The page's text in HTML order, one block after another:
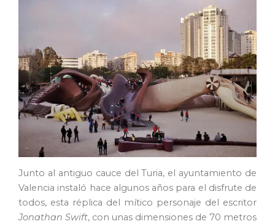
Junto al antiguo cauce del Turia, el ayuntamiento de
Valencia instaló hace algunos años para el disfrute de
todos, esta réplica del mítico personaje del escritor
Jonathan Swift, con unas dimensiones de 70 metros